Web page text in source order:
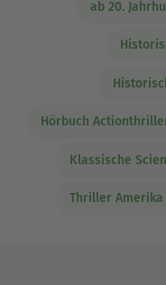
ab 20.
Hörbuch
Klassische
Thriller Amerika